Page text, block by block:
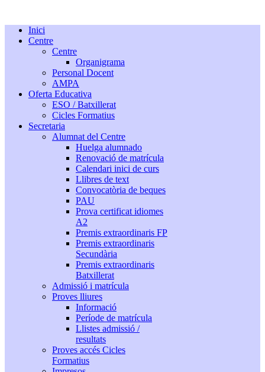
Inici
Centre
Centre
Organigrama
Personal Docent
AMPA
Oferta Educativa
ESO / Batxillerat
Cicles Formatius
Secretaria
Alumnat del Centre
Huelga alumnado
Renovació de matrícula
Calendari inici de curs
Llibres de text
Convocatòria de beques
PAU
Prova certificat idiomes
A2
Premis extraordinaris FP
Premis extraordinaris
Secundària
Premis extraordinaris
Batxillerat
Admissió i matrícula
Proves lliures
Informació
Període de matrícula
Llistes admissió /
resultats
Proves accés Cicles
Formatius